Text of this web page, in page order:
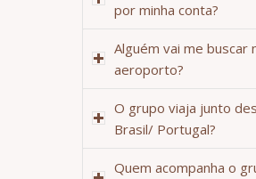
por minha conta?
Alguém vai me buscar
aeroporto?
O grupo viaja junto
Brasil/ Portugal?
Quem acompanha o